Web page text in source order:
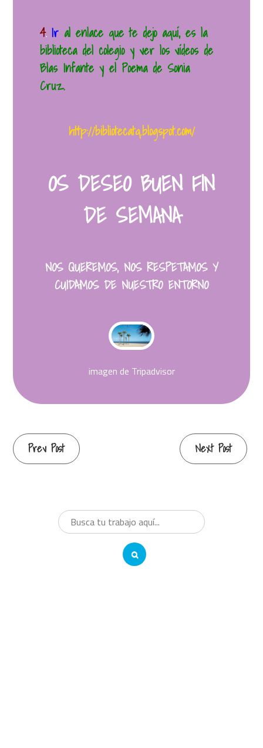
4. Ir al enlace que te dejo aquí, es la
biblioteca del colegio y ver los vídeos de
Blas Infante y el Poema de Sonia
Cruz.
http://bibliotecatq.blogspot.com/
OS DESEO BUEN FIN
DE SEMANA
NOS QUEREMOS, NOS RESPETAMOS Y
CUIDAMOS DE NUESTRO ENTORNO
imagen de Tripadvisor
Continue
Prev Post Next Post